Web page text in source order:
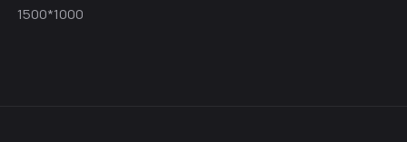
1500*1000